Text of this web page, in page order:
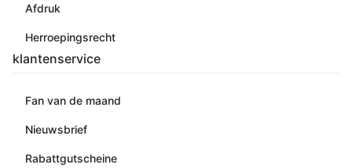
Afdruk
Herroepingsrecht
klantenservice
Fan van de maand
Nieuwsbrief
Rabattgutscheine